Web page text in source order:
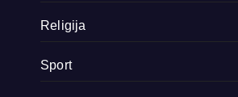
Religija
Sport